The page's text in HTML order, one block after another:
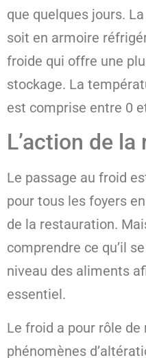
que quelques jours.
soit en armoire
froide qui offre une
stockage. La
est comprise entre 0
L’action de
Le passage au froid
pour tous les foyers
de la restauration.
comprendre ce qu’il
niveau des aliments
essentiel.
Le froid a pour rôle de
phénomènes